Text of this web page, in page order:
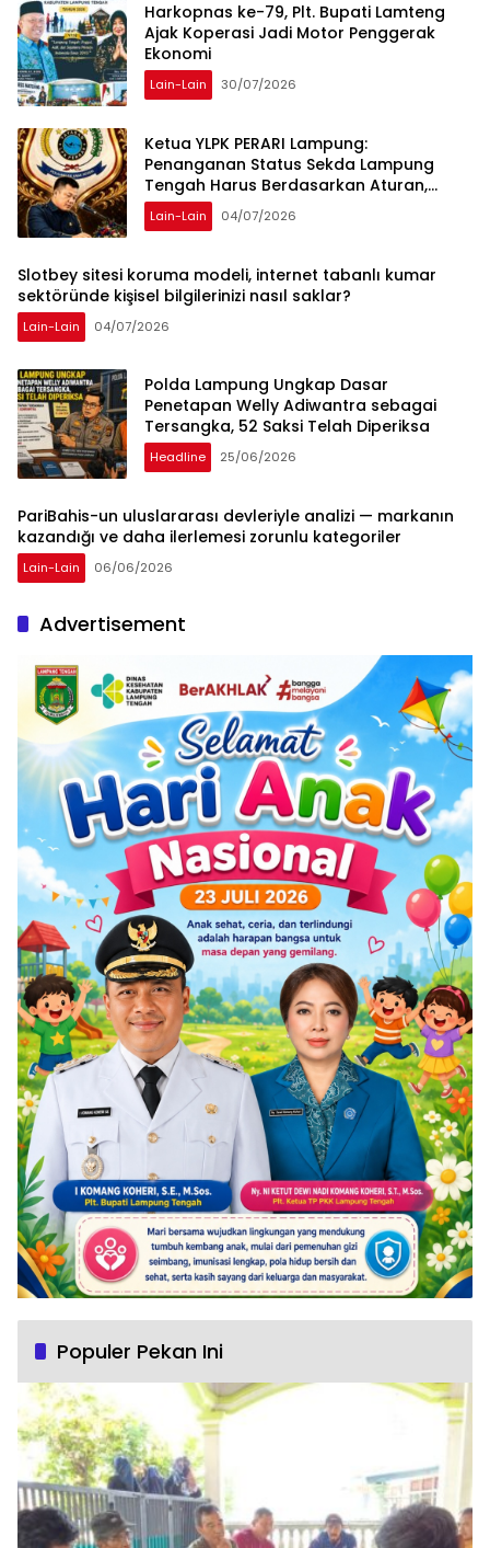
Harkopnas ke-79, Plt. Bupati Lamteng
Ajak Koperasi Jadi Motor Penggerak
Ekonomi
Lain-Lain 30/07/2026
Ketua YLPK PERARI Lampung:
Penanganan Status Sekda Lampung
Tengah Harus Berdasarkan Aturan,
Bukan Tekanan Opini
Lain-Lain 04/07/2026
Slotbey sitesi koruma modeli, internet tabanlı kumar
sektöründe kişisel bilgilerinizi nasıl saklar?
Lain-Lain 04/07/2026
Polda Lampung Ungkap Dasar
Penetapan Welly Adiwantra sebagai
Tersangka, 52 Saksi Telah Diperiksa
Headline 25/06/2026
PariBahis-un uluslararası devleriyle analizi — markanın
kazandığı ve daha ilerlemesi zorunlu kategoriler
Lain-Lain 06/06/2026
Advertisement
Populer Pekan Ini